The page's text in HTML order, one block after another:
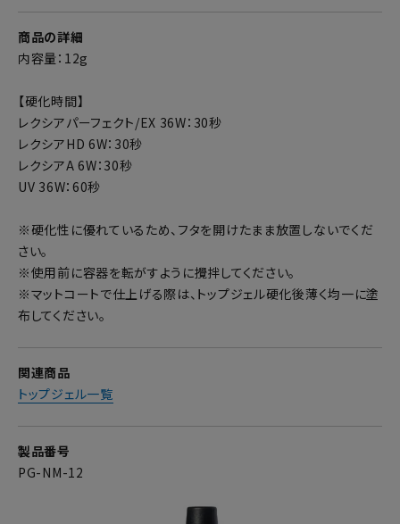
商品の詳細
内容量：12g
【硬化時間】
レクシアパーフェクト/EX 36W：30秒
レクシアHD 6W：30秒
レクシアA 6W：30秒
UV 36W：60秒
※硬化性に優れているため、フタを開けたまま放置しないでくだ
さい。
※使用前に容器を転がすように攪拌してください。
※マットコートで仕上げる際は、トップジェル硬化後薄く均一に塗
布してください。
関連商品
トップジェル一覧
製品番号
PG-NM-12